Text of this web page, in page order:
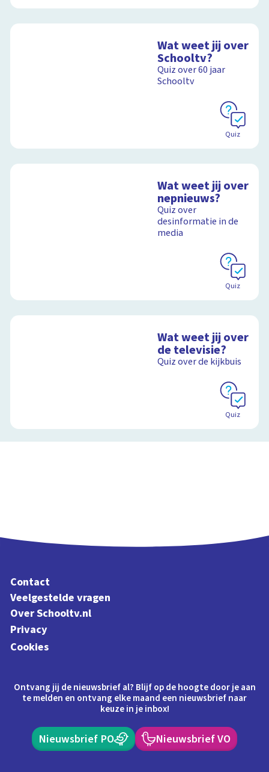
Wat weet jij over
Schooltv?
Quiz over 60 jaar
Schooltv
Quiz
Wat weet jij over
nepnieuws?
Quiz over
desinformatie in de
media
Quiz
Wat weet jij over
de televisie?
Quiz over de kijkbuis
Quiz
Contact
Veelgestelde vragen
Over Schooltv.nl
Privacy
Cookies
Ontvang jij de nieuwsbrief al? Blijf op de hoogte door je aan
te melden en ontvang elke maand een nieuwsbrief naar
keuze in je inbox!
Nieuwsbrief PO Nieuwsbrief VO